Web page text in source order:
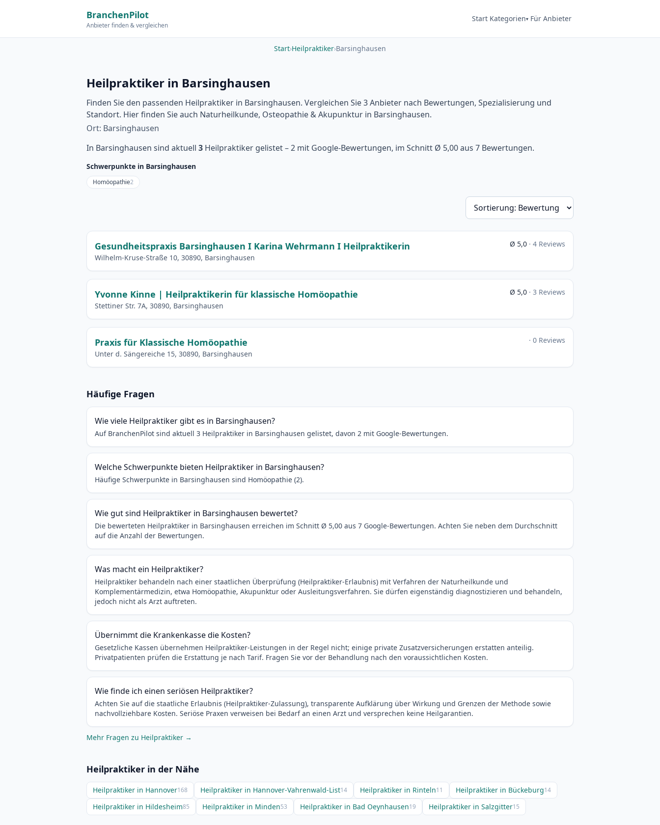
BranchenPilot
Anbieter finden & vergleichen
Start Kategorien Für Anbieter
Start›Heilpraktiker›Barsinghausen
Heilpraktiker in Barsinghausen
Finden Sie den passenden Heilpraktiker in Barsinghausen. Vergleichen Sie 3 Anbieter nach Bewertungen, Spezialisierung und
Standort. Hier finden Sie auch Naturheilkunde, Osteopathie & Akupunktur in Barsinghausen.
Ort: Barsinghausen
In Barsinghausen sind aktuell 3 Heilpraktiker gelistet – 2 mit Google-Bewertungen, im Schnitt Ø 5,00 aus 7 Bewertungen.
Schwerpunkte in Barsinghausen
Homöopathie2
Sortierung
Gesundheitspraxis Barsinghausen I Karina Wehrmann I Heilpraktikerin
Wilhelm-Kruse-Straße 10, 30890, Barsinghausen
Ø 5,0 · 4 Reviews
Yvonne Kinne | Heilpraktikerin für klassische Homöopathie
Stettiner Str. 7A, 30890, Barsinghausen
Ø 5,0 · 3 Reviews
Praxis für Klassische Homöopathie
Unter d. Sängereiche 15, 30890, Barsinghausen
· 0 Reviews
Häufige Fragen
Wie viele Heilpraktiker gibt es in Barsinghausen?
Auf BranchenPilot sind aktuell 3 Heilpraktiker in Barsinghausen gelistet, davon 2 mit Google-Bewertungen.
Welche Schwerpunkte bieten Heilpraktiker in Barsinghausen?
Häufige Schwerpunkte in Barsinghausen sind Homöopathie (2).
Wie gut sind Heilpraktiker in Barsinghausen bewertet?
Die bewerteten Heilpraktiker in Barsinghausen erreichen im Schnitt Ø 5,00 aus 7 Google-Bewertungen. Achten Sie neben dem Durchschnitt
auf die Anzahl der Bewertungen.
Was macht ein Heilpraktiker?
Heilpraktiker behandeln nach einer staatlichen Überprüfung (Heilpraktiker-Erlaubnis) mit Verfahren der Naturheilkunde und
Komplementärmedizin, etwa Homöopathie, Akupunktur oder Ausleitungsverfahren. Sie dürfen eigenständig diagnostizieren und behandeln,
jedoch nicht als Arzt auftreten.
Übernimmt die Krankenkasse die Kosten?
Gesetzliche Kassen übernehmen Heilpraktiker-Leistungen in der Regel nicht; einige private Zusatzversicherungen erstatten anteilig.
Privatpatienten prüfen die Erstattung je nach Tarif. Fragen Sie vor der Behandlung nach den voraussichtlichen Kosten.
Wie finde ich einen seriösen Heilpraktiker?
Achten Sie auf die staatliche Erlaubnis (Heilpraktiker-Zulassung), transparente Aufklärung über Wirkung und Grenzen der Methode sowie
nachvollziehbare Kosten. Seriöse Praxen verweisen bei Bedarf an einen Arzt und versprechen keine Heilgarantien.
Mehr Fragen zu Heilpraktiker →
Heilpraktiker in der Nähe
Heilpraktiker in Hannover168 Heilpraktiker in Hannover-Vahrenwald-List14 Heilpraktiker in Rinteln11 Heilpraktiker in Bückeburg14
Heilpraktiker in Hildesheim85 Heilpraktiker in Minden53 Heilpraktiker in Bad Oeynhausen19 Heilpraktiker in Salzgitter15